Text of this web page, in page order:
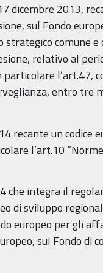
dicembre 2013,
sul Fondo
comune
relativo al
l’art.47,
entro tre
recante un codice
l’art.10
che integra il
di sviluppo
europeo per gli
sul Fondo di